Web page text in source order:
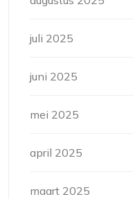
juli 2025
juni 2025
mei 2025
april 2025
maart 2025